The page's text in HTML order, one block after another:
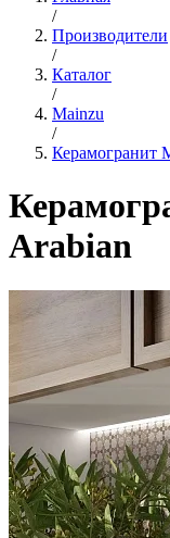
/
Производители
/
Каталог
/
Mainzu
/
Керамогранит
Arabian